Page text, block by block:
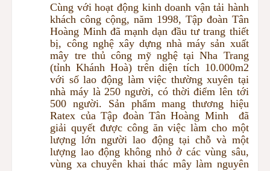
Cùng với hoạt động kinh doanh vận tải hành
khách công cộng, năm 1998, Tập đoàn Tân
Hoàng Minh đã mạnh dạn đầu tư trang thiết
bị, công nghệ xây dựng nhà máy sản xuất
mây tre thủ công mỹ nghệ tại Nha Trang
(tỉnh Khánh Hoà) trên diện tích 10.000m2
với số lao động làm việc thường xuyên tại
nhà máy là 250 người, có thời điểm lên tới
500 người. Sản phẩm mang thương hiệu
Ratex của Tập đoàn Tân Hoàng Minh đã
giải quyết được công ăn việc làm cho một
lượng lớn người lao động tại chỗ và một
lượng lao động không nhỏ ở các vùng sâu,
vùng xa chuyên khai thác mây làm nguyên